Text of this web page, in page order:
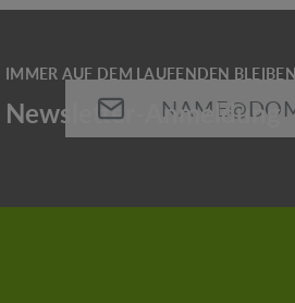
Pflichtfelder.